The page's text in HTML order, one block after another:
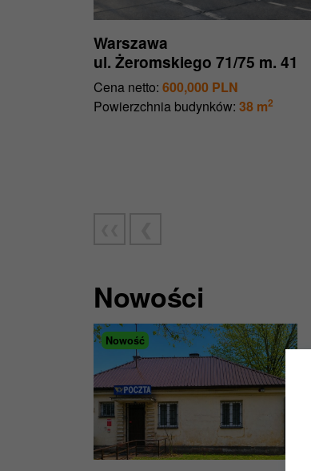
Warszawa
ul. Żeromskiego 71/75 m. 41
Cena netto: 600,000 PLN
Powierzchnia budynków: 38 m2
Nowości
Nowość